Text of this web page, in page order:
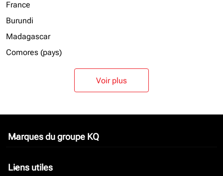
France
Burundi
Madagascar
Comores (pays)
Voir plus
Marques du groupe KQ
keyboard_arrow_down
Liens utiles
keyboard_arrow_down